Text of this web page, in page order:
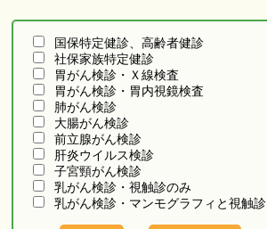
国保特定健診、高齢者健診
社保家族特定健診
胃がん検診・Ｘ線検査
胃がん検診・胃内視鏡検査
肺がん検診
大腸がん検診
前立腺がん検診
肝炎ウイルス検診
子宮頸がん検診
乳がん検診・視触診のみ
乳がん検診・マンモグラフィと視触診